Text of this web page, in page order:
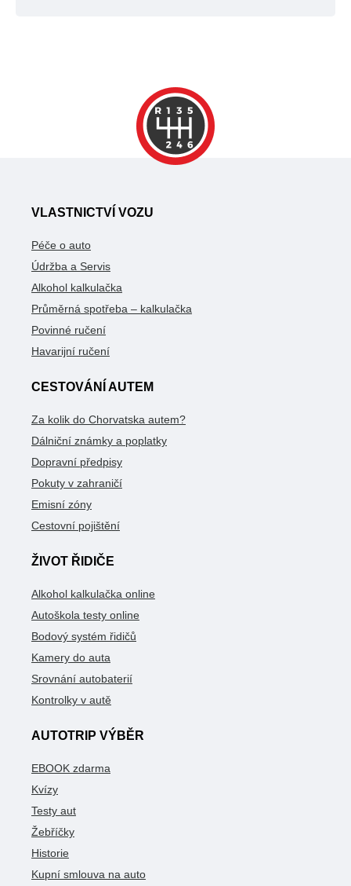
VLASTNICTVÍ VOZU
Péče o auto
Údržba a Servis
Alkohol kalkulačka
Průměrná spotřeba – kalkulačka
Povinné ručení
Havarijní ručení
CESTOVÁNÍ AUTEM
Za kolik do Chorvatska autem?
Dálniční známky a poplatky
Dopravní předpisy
Pokuty v zahraničí
Emisní zóny
Cestovní pojištění
ŽIVOT ŘIDIČE
Alkohol kalkulačka online
Autoškola testy online
Bodový systém řidičů
Kamery do auta
Srovnání autobaterií
Kontrolky v autě
AUTOTRIP VÝBĚR
EBOOK zdarma
Kvízy
Testy aut
Žebříčky
Historie
Kupní smlouva na auto